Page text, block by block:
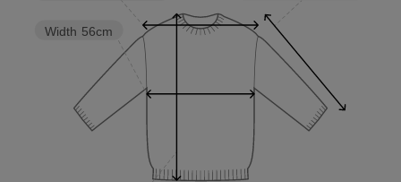
Width 56cm